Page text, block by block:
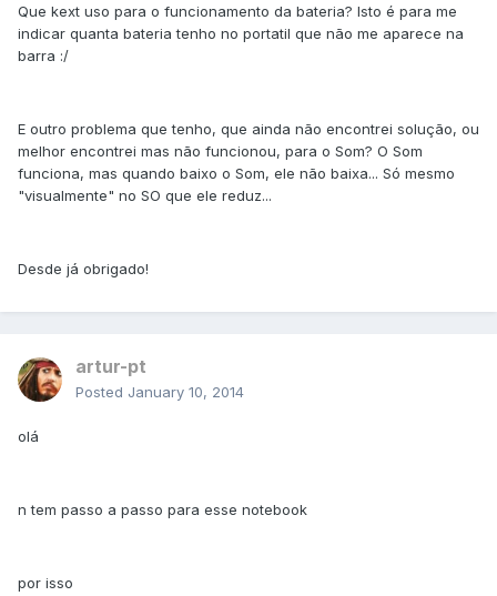
Que kext uso para o funcionamento da bateria? Isto é para me
indicar quanta bateria tenho no portatil que não me aparece na
barra :/
E outro problema que tenho, que ainda não encontrei solução, ou
melhor encontrei mas não funcionou, para o Som? O Som
funciona, mas quando baixo o Som, ele não baixa... Só mesmo
"visualmente" no SO que ele reduz...
Desde já obrigado!
artur-pt
Posted January 10, 2014
olá
n tem passo a passo para esse notebook
por isso